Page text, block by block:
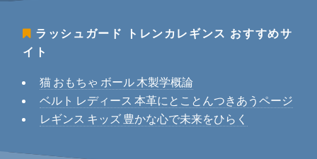
ラッシュガード トレンカレギンス おすすめサ
イト
猫 おもちゃ ボール 木製学概論
ベルト レディース 本革にとことんつきあうページ
レギンス キッズ 豊かな心で未来をひらく